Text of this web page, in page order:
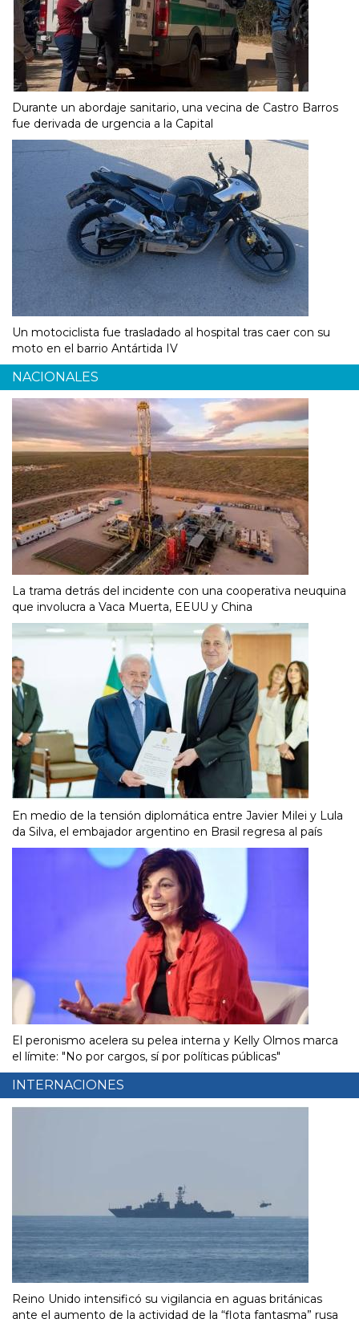
Durante un abordaje sanitario, una vecina de Castro Barros
fue derivada de urgencia a la Capital
Un motociclista fue trasladado al hospital tras caer con su
moto en el barrio Antártida IV
NACIONALES
La trama detrás del incidente con una cooperativa neuquina
que involucra a Vaca Muerta, EEUU y China
En medio de la tensión diplomática entre Javier Milei y Lula
da Silva, el embajador argentino en Brasil regresa al país
El peronismo acelera su pelea interna y Kelly Olmos marca
el límite: "No por cargos, sí por políticas públicas"
INTERNACIONES
Reino Unido intensificó su vigilancia en aguas británicas
ante el aumento de la actividad de la “flota fantasma” rusa